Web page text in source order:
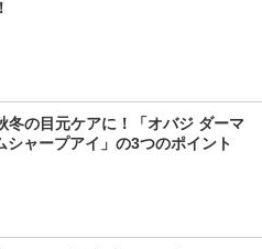
冬の目元ケアに！「オバジ ダーマ
シャープアイ」の3つのポイント